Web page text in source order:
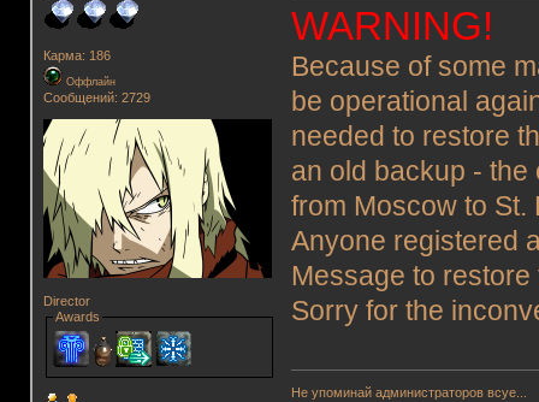
Карма: 186
Оффлайн
Сообщений: 2729
Director
Awards
WARNING!
Because of some
be operational
needed to restore
an old backup - the
from Moscow to St.
Anyone registered
Message to
Sorry for the
Не упоминай администраторов всуе...